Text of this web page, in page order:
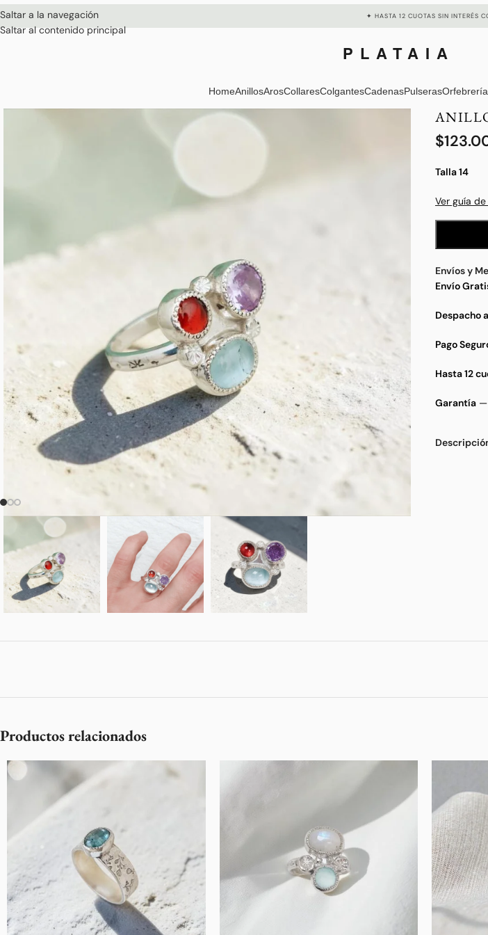
Saltar a la navegación
Saltar al contenido principal
✦ HASTA 12 CUOTAS SIN INTERÉS
PLATAIA
HomeAnillosArosCollaresColgantesCadenasPulserasOrfebrería
$
Talla 14
Ver guía
Envíos y
Envío
Despacho
Pago
Hasta 12
Garantía—
Productos relacionados